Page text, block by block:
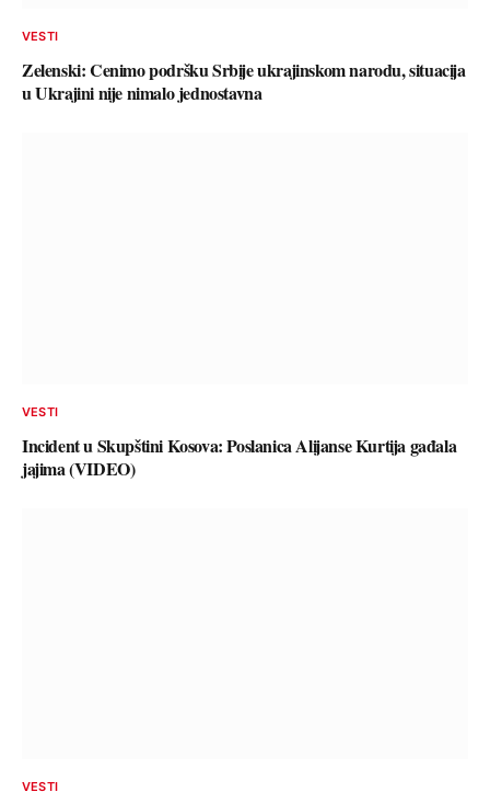
VESTI
Zelenski: Cenimo podršku Srbije ukrajinskom narodu, situacija
u Ukrajini nije nimalo jednostavna
VESTI
Incident u Skupštini Kosova: Poslanica Alijanse Kurtija gađala
jajima (VIDEO)
VESTI